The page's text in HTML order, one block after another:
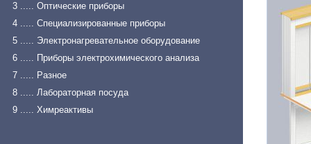
3 ..... Оптические приборы
4 ..... Специализированные приборы
5 ..... Электронагревательное оборудование
6 ..... Приборы электрохимического анализа
7 ..... Разное
8 ..... Лабораторная посуда
9 ..... Химреактивы